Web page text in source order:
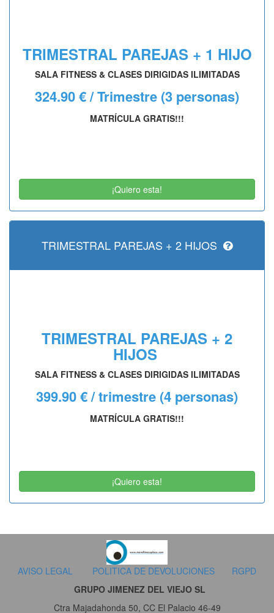
TRIMESTRAL PAREJAS + 1 HIJO
SALA FITNESS & CLASES DIRIGIDAS ILIMITADAS
324.90 € / Trimestre (3 personas)
MATRÍCULA GRATIS!!!
¡Quiero esta!
TRIMESTRAL PAREJAS + 2 HIJOS
TRIMESTRAL PAREJAS + 2
HIJOS
SALA FITNESS & CLASES DIRIGIDAS ILIMITADAS
399.90 € / trimestre (4 personas)
MATRÍCULA GRATIS!!!
¡Quiero esta!
AVISO LEGAL POLITICA DE DEVOLUCIONES
RGPD
GRUPO JIMENEZ DEL VIEJO SL
Ctra Majadahonda 50, CC El Palacio 46-49